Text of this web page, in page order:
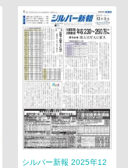
シルバー新報 2025年12